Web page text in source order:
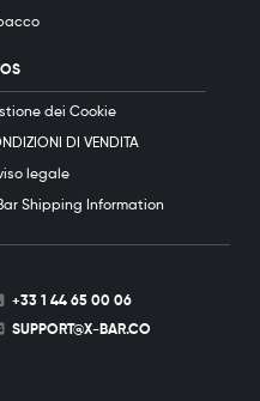
+33 1 44 65 00 06
SUPPORT@X-BAR.CO
dei Cookie
DI VENDITA
legale
Shipping Information